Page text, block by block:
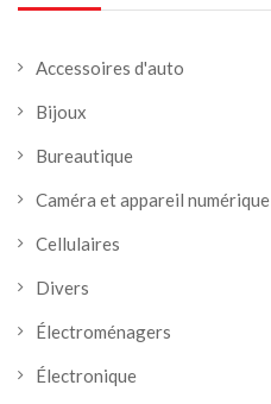
Accessoires d'auto
Bijoux
Bureautique
Caméra et appareil numérique
Cellulaires
Divers
Électroménagers
Électronique